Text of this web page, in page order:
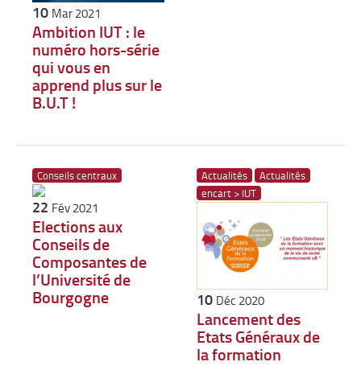
10 Mar 2021
Ambition IUT : le
numéro hors-série
qui vous en
apprend plus sur le
B.U.T !
Conseils centraux
22 Fév 2021
Elections aux
Conseils de
Composantes de
l’Université de
Bourgogne
Actualités
Actualités
encart > IUT
10 Déc 2020
Lancement des
Etats Généraux de
la formation